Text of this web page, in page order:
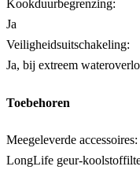
Kookduurbegrenzing:
Ja
Veiligheidsuitschakeling:
Ja, bij extreem
Toebehoren
Meegeleverde accessoires:
LongLife geur-